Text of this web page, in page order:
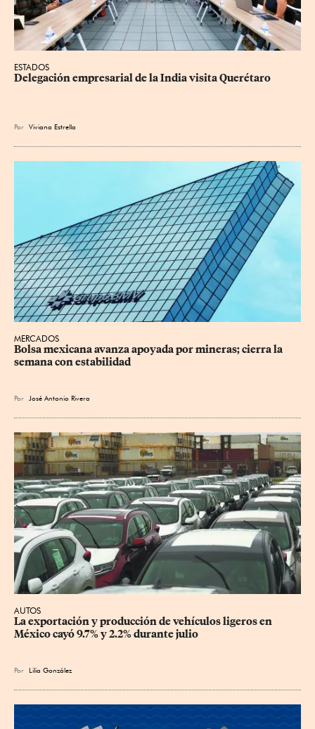
ESTADOS
Delegación empresarial de la India visita Querétaro
Por Viviana Estrella
MERCADOS
Bolsa mexicana avanza apoyada por mineras; cierra la
semana con estabilidad
Por José Antonio Rivera
AUTOS
La exportación y producción de vehículos ligeros en
México cayó 9.7% y 2.2% durante julio
Por Lilia González